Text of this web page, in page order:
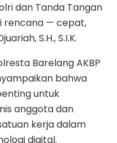
dan Tanda Tangan
rencana — cepat,
S.H., S.I.K.
Barelang AKBP
bahwa
untuk
anggota dan
kerja dalam
digital.